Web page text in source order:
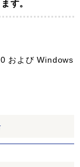
す。
および Windows